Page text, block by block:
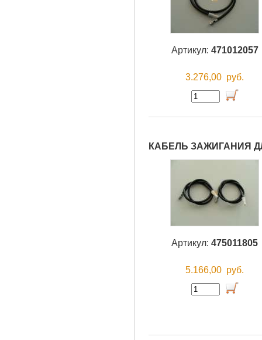
Артикул: 471012057
3.276,00 руб.
КАБЕЛЬ ЗАЖИГАНИЯ
Артикул: 475011805
5.166,00 руб.